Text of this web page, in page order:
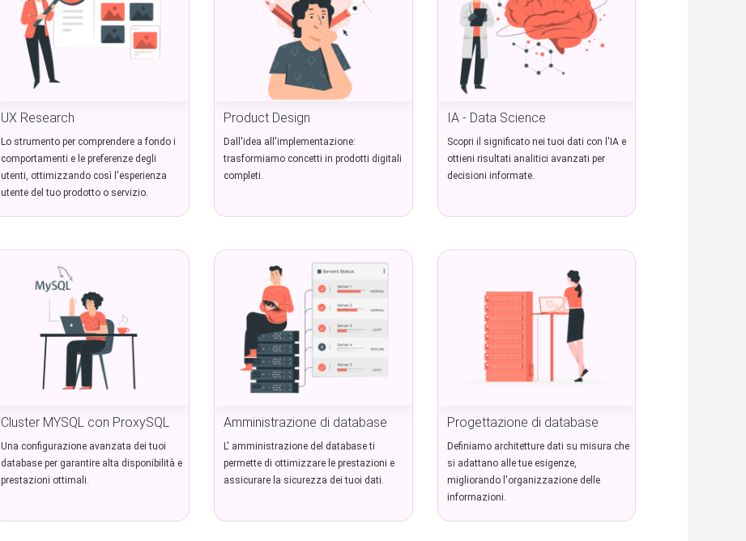
UX Research
Lo strumento per comprendere a fondo i
comportamenti e le preferenze degli
utenti, ottimizzando così l'esperienza
utente del tuo prodotto o servizio.
Product Design
Dall'idea all'implementazione:
trasformiamo concetti in prodotti digitali
completi.
IA - Data Science
Scopri il significato nei tuoi dati con l'IA e
ottieni risultati analitici avanzati per
decisioni informate.
Cluster MYSQL con ProxySQL
Una configurazione avanzata dei tuoi
database per garantire alta disponibilità e
prestazioni ottimali.
Amministrazione di database
L' amministrazione del database ti
permette di ottimizzare le prestazioni e
assicurare la sicurezza dei tuoi dati.
Progettazione di database
Definiamo architetture dati su misura che
si adattano alle tue esigenze,
migliorando l'organizzazione delle
informazioni.